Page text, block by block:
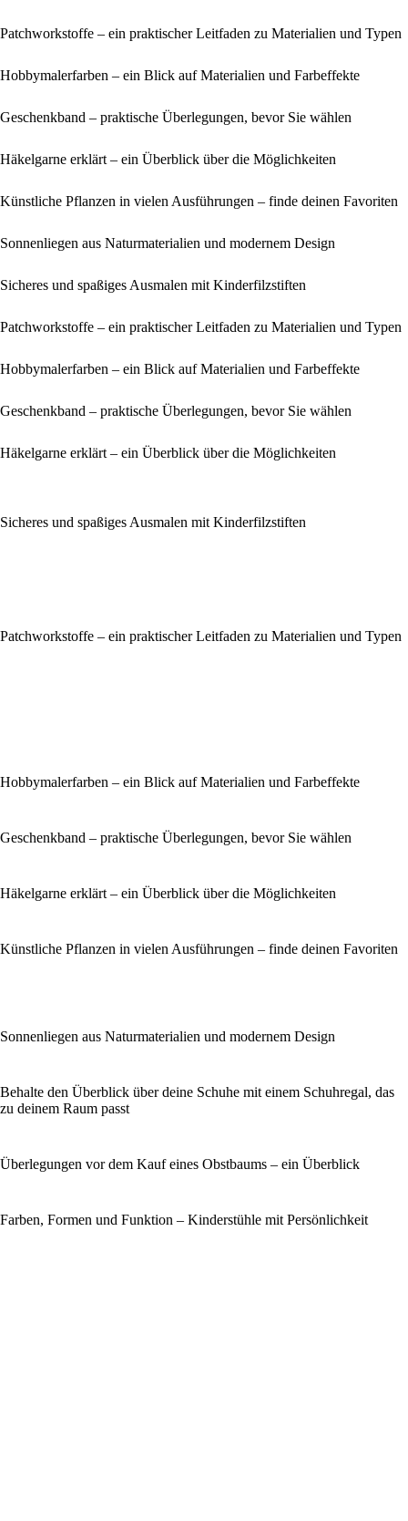
Patchworkstoffe – ein praktischer Leitfaden zu Materialien und Typen
Hobbymalerfarben – ein Blick auf Materialien und Farbeffekte
Geschenkband – praktische Überlegungen, bevor Sie wählen
Häkelgarne erklärt – ein Überblick über die Möglichkeiten
Künstliche Pflanzen in vielen Ausführungen – finde deinen Favoriten
Sonnenliegen aus Naturmaterialien und modernem Design
Sicheres und spaßiges Ausmalen mit Kinderfilzstiften
Patchworkstoffe – ein praktischer Leitfaden zu Materialien und Typen
Hobbymalerfarben – ein Blick auf Materialien und Farbeffekte
Geschenkband – praktische Überlegungen, bevor Sie wählen
Häkelgarne erklärt – ein Überblick über die Möglichkeiten
Sicheres und spaßiges Ausmalen mit Kinderfilzstiften
Patchworkstoffe – ein praktischer Leitfaden zu Materialien und Typen
Hobbymalerfarben – ein Blick auf Materialien und Farbeffekte
Geschenkband – praktische Überlegungen, bevor Sie wählen
Häkelgarne erklärt – ein Überblick über die Möglichkeiten
Künstliche Pflanzen in vielen Ausführungen – finde deinen Favoriten
Sonnenliegen aus Naturmaterialien und modernem Design
Behalte den Überblick über deine Schuhe mit einem Schuhregal, das
zu deinem Raum passt
Überlegungen vor dem Kauf eines Obstbaums – ein Überblick
Farben, Formen und Funktion – Kinderstühle mit Persönlichkeit